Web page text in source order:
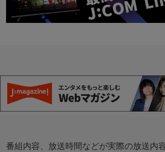
番組内容、放送時間などが実際の放送内